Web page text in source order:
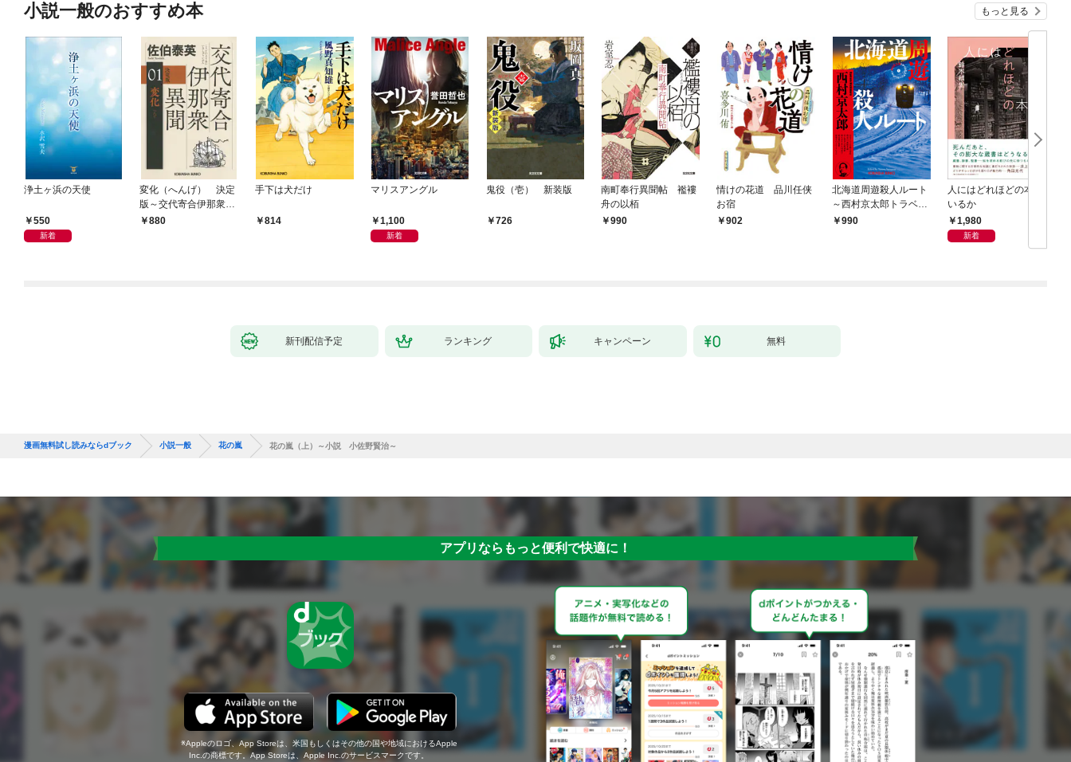
小説一般のおすすめ本 もっと見る
浄土ヶ浜の天使
550
新着
変化（へんげ） 決定
版～交代寄合伊那衆異
聞（1）～
880
手下は犬だけ
814
マリスアングル
1,100
新着
鬼役（壱） 新装版
726
南町奉行異聞帖 襤褸
舟の以栢
990
情けの花道 品川任侠
お宿
902
北海道周遊殺人ルート
～西村京太郎トラベル
ミステリー・セレクシ
990
人にはどれほどの本が
いるか
1,980
新着
新刊配信予定 ランキング キャンペーン 無料
漫画無料試し読みならdブック 小説一般 花の嵐 花の嵐（上）～小説 小佐野賢治～
アプリならもっと便利で快適に！
Appleのロゴ、App Storeは、米国もしくはその他の国や地域におけるApple
Inc.の商標です。App Storeは、Apple Inc.のサービスマークです。